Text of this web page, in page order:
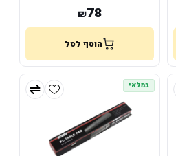
₪78
הוסף לסל
במלאי